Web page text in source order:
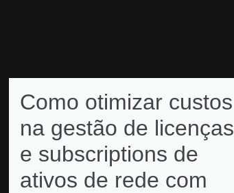
Como otimizar custos
na gestão de licenças
e subscriptions de
ativos de rede com